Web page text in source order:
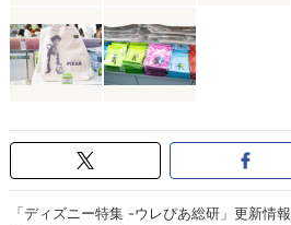
「ディズニー特集 -ウレぴあ総研」更新情